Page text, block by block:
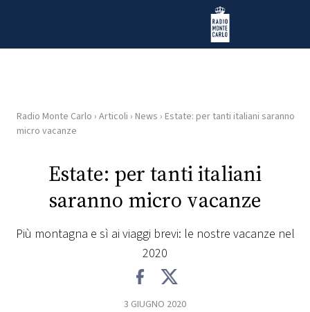
Radio Monte Carlo
HOME
RADIO
Radio Monte Carlo › Articoli › News › Estate: per tanti italiani saranno
micro vacanze
Estate: per tanti italiani
saranno micro vacanze
Più montagna e sì ai viaggi brevi: le nostre vacanze nel
2020
3 GIUGNO 2020